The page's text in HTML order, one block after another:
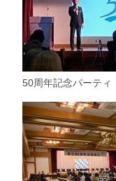
50周年記念パーティ